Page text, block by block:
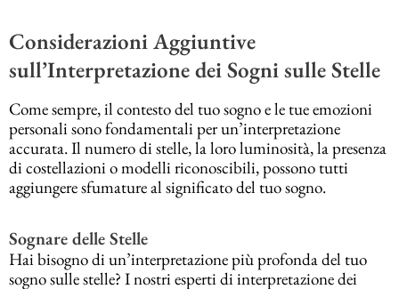
Considerazioni Aggiuntive
sull’Interpretazione dei Sogni sulle Stelle
Come sempre, il contesto del tuo sogno e le tue emozioni
personali sono fondamentali per un’interpretazione
accurata. Il numero di stelle, la loro luminosità, la presenza
di costellazioni o modelli riconoscibili, possono tutti
aggiungere sfumature al significato del tuo sogno.
Sognare delle Stelle
Hai bisogno di un’interpretazione più profonda del tuo
sogno sulle stelle? I nostri esperti di interpretazione dei